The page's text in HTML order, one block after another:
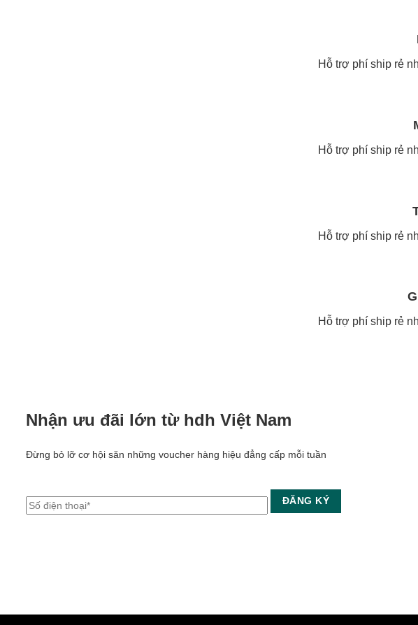
Hỗ trợ phí ship rẻ
Hỗ trợ phí ship rẻ
Hỗ trợ phí ship rẻ
Hỗ trợ phí ship rẻ
Nhận ưu đãi lớn từ hdh Việt Nam
Đừng bỏ lỡ cơ hội săn những voucher hàng hiệu đẳng cấp mỗi tuần